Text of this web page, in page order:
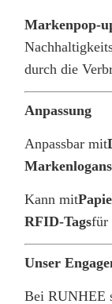
Markenpop-
durch die
Anpassung
Anpassbar mit
Markenlogans
Kann mit
RFID-Tagsfür
Unser
Bei RUNHEE